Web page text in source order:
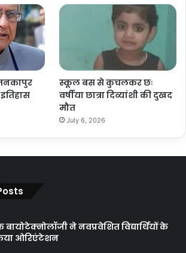
स्कूल बस से कुचलकर छः
वर्षीया छात्रा दिव्यांशी की दुखद
मौत
July 6, 2026
ने नवप्रवेशित विद्यार्थियों के
ओरिएंटेशन